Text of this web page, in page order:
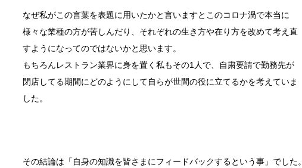
なぜ私がこの言葉を表題に用いたかと言いますと このコロナ渦で本当に
様々な業種の方が苦しんだり、それぞれの生き方や在り方を改めて考え直
すようになってのではないかと思います。
もちろんレストラン業界に身を置く私もその1 人で、自粛要請で勤務先が
閉店してる期間にどのようにして自らが世間の役に立てるかを考えていま
した。
その結論は「自身の知識を皆さまにフィードバックするという事」でした。